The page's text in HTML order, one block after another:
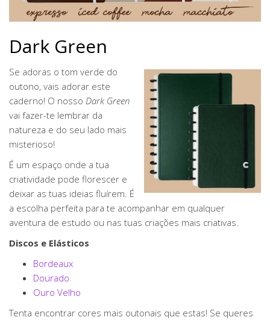
Dark Green
Se adoras o tom verde do
outono, vais adorar este
caderno! O nosso Dark Green
vai fazer-te lembrar da
natureza e do seu lado mais
misterioso!
É um espaço onde a tua
criatividade pode florescer e
deixar as tuas ideias fluírem. É
a escolha perfeita para te acompanhar em qualquer
aventura de estudo ou nas tuas criações mais criativas.
Discos e Elásticos
Bordeaux
Dourado
Ouro Velho
Tenta encontrar cores mais outonais que estas! Se queres